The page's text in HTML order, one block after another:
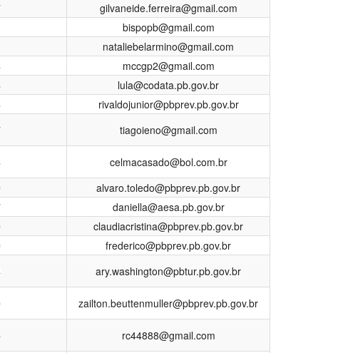
gilvaneide.ferreira@gmail.com
bispopb@gmail.com
nataliebelarmino@gmail.com
mccgp2@gmail.com
lula@codata.pb.gov.br
rivaldojunior@pbprev.pb.gov.br
tiagoieno@gmail.com
celmacasado@bol.com.br
alvaro.toledo@pbprev.pb.gov.br
daniella@aesa.pb.gov.br
claudiacristina@pbprev.pb.gov.br
frederico@pbprev.pb.gov.br
ary.washington@pbtur.pb.gov.br
zailton.beuttenmuller@pbprev.pb.gov.br
rc44888@gmail.com